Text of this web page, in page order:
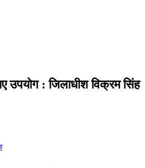
: जिलाधीश विक्रम सिंह